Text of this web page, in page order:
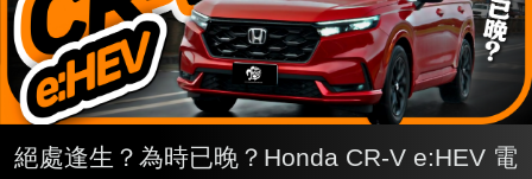
絕處逢生？為時已晚？Honda CR-V e:HEV 電